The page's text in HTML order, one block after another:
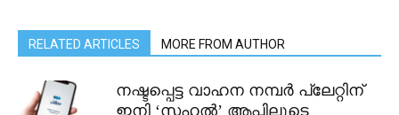
RELATED ARTICLES MORE FROM AUTHOR
നഷ്ടപ്പെട്ട വാഹന നമ്പർ പ്ലേറ്റിന്
ഇനി ‘സഹൽ’ ആപ്പിലൂടെ